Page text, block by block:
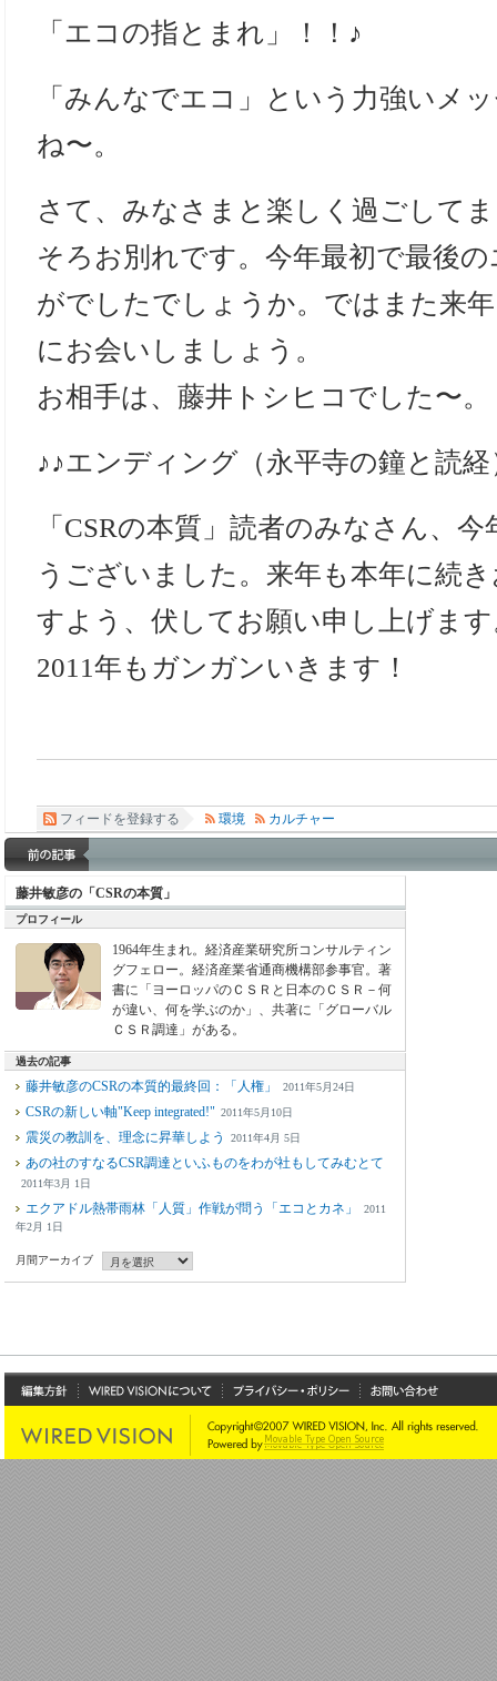
「エコの指とまれ」！！♪
「みんなでエコ」という力強いメ
ね〜。
さて、みなさまと楽しく過ごして
そろお別れです。今年最初で最後
がでしたでしょうか。ではまた来
にお会いしましょう。
お相手は、藤井トシヒコでした〜。
♪♪エンディング（永平寺の鐘と読経
「CSRの本質」読者のみなさん、
うございました。来年も本年に続
すよう、伏してお願い申し上げま
2011年もガンガンいきます！
フィードを登録する 環境 カルチャー
藤井敏彦の「CSRの本質」
プロフィール
1964年生まれ。経済産業研究所コンサルティン
グフェロー。経済産業省通商機構部参事官。著
書に「ヨーロッパのＣＳＲと日本のＣＳＲ－何
が違い、何を学ぶのか」、共著に「グローバル
ＣＳＲ調達」がある。
過去の記事
藤井敏彦のCSRの本質的最終回：「人権」 2011年5月24日
CSRの新しい軸"Keep integrated!" 2011年5月10日
震災の教訓を、理念に昇華しよう 2011年4月 5日
あの社のすなるCSR調達といふものをわが社もしてみむとて
2011年3月 1日
エクアドル熱帯雨林「人質」作戦が問う「エコとカネ」 2011
年2月 1日
月間アーカイブ